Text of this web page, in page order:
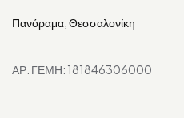
Πανόραμα, Θεσσαλονίκη
ΑΡ. ΓΕΜΗ: 181846306000